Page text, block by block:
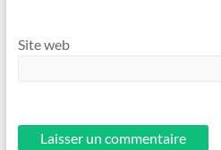
Site web